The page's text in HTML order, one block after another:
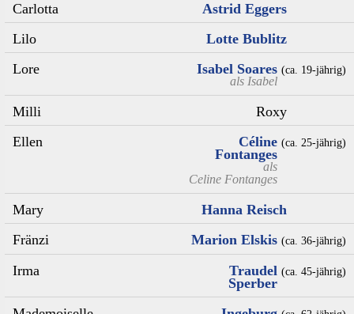
Carlotta
Astrid Eggers
Lilo
Lotte Bublitz
Lore
Isabel Soares
als Isabel
(ca. 19‑jährig)
Milli
Roxy
Ellen
Céline
Fontanges
als
Celine Fontanges
(ca. 25‑jährig)
Mary
Hanna Reisch
Fränzi
Marion Elskis (ca. 36‑jährig)
Irma
Traudel
Sperber
(ca. 45‑jährig)